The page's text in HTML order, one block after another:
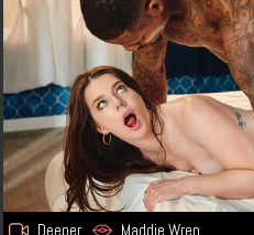
Deeper Maddie Wren